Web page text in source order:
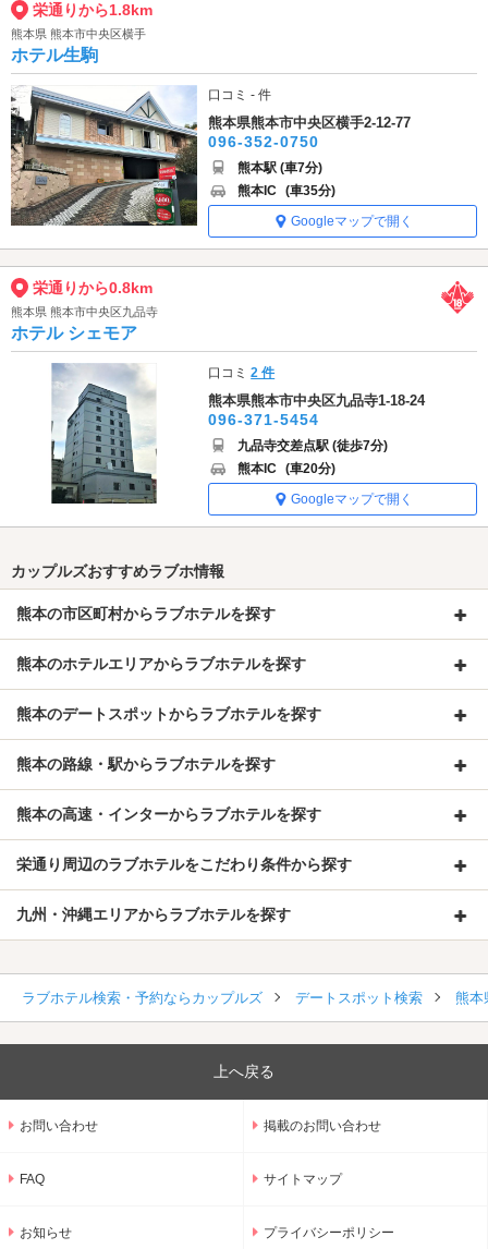
栄通りから1.8km
熊本県 熊本市中央区横手
ホテル生駒
口コミ - 件
熊本県熊本市中央区横手2-12-77
096-352-0750
熊本駅 (車7分)
熊本IC (車35分)
Googleマップで開く
栄通りから0.8km
熊本県 熊本市中央区九品寺
ホテル シェモア
口コミ2 件
熊本県熊本市中央区九品寺1-18-24
096-371-5454
九品寺交差点駅 (徒歩7分)
熊本IC (車20分)
Googleマップで開く
カップルズおすすめラブホ情報
熊本の市区町村からラブホテルを探す
熊本のホテルエリアからラブホテルを探す
熊本のデートスポットからラブホテルを探す
熊本の路線・駅からラブホテルを探す
熊本の高速・インターからラブホテルを探す
栄通り周辺のラブホテルをこだわり条件から探す
九州・沖縄エリアからラブホテルを探す
ラブホテル検索・予約ならカップルズ デートスポット検索 熊本
上へ戻る
お問い合わせ 掲載のお問い合わせ
FAQ サイトマップ
お知らせ プライバシーポリシー